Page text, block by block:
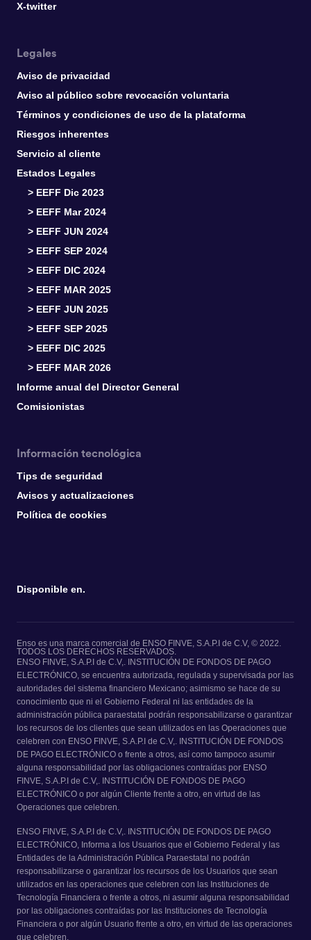
X-twitter
Legales
Aviso de privacidad
Aviso al público sobre revocación voluntaria
Términos y condiciones de uso de la plataforma
Riesgos inherentes
Servicio al cliente
Estados Legales
> EEFF Dic 2023
> EEFF Mar 2024
> EEFF JUN 2024
> EEFF SEP 2024
> EEFF DIC 2024
> EEFF MAR 2025
> EEFF JUN 2025
> EEFF SEP 2025
> EEFF DIC 2025
> EEFF MAR 2026
Informe anual del Director General
Comisionistas
Información tecnológica
Tips de seguridad
Avisos y actualizaciones
Política de cookies
Disponible en.
Enso es una marca comercial de ENSO FINVE, S.A.P.I de C.V, © 2022.
TODOS LOS DERECHOS RESERVADOS.
ENSO FINVE, S.A.P.I de C.V,. INSTITUCIÓN DE FONDOS DE PAGO
ELECTRÓNICO, se encuentra autorizada, regulada y supervisada por las
autoridades del sistema financiero Mexicano; asimismo se hace de su
conocimiento que ni el Gobierno Federal ni las entidades de la
administración pública paraestatal podrán responsabilizarse o garantizar
los recursos de los clientes que sean utilizados en las Operaciones que
celebren con ENSO FINVE, S.A.P.I de C.V,. INSTITUCIÓN DE FONDOS
DE PAGO ELECTRÓNICO o frente a otros, así como tampoco asumir
alguna responsabilidad por las obligaciones contraídas por ENSO
FINVE, S.A.P.I de C.V,. INSTITUCIÓN DE FONDOS DE PAGO
ELECTRÓNICO o por algún Cliente frente a otro, en virtud de las
Operaciones que celebren.
ENSO FINVE, S.A.P.I de C.V,. INSTITUCIÓN DE FONDOS DE PAGO
ELECTRÓNICO, Informa a los Usuarios que el Gobierno Federal y las
Entidades de la Administración Pública Paraestatal no podrán
responsabilizarse o garantizar los recursos de los Usuarios que sean
utilizados en las operaciones que celebren con las Instituciones de
Tecnología Financiera o frente a otros, ni asumir alguna responsabilidad
por las obligaciones contraídas por las Instituciones de Tecnología
Financiera o por algún Usuario frente a otro, en virtud de las operaciones
que celebren.